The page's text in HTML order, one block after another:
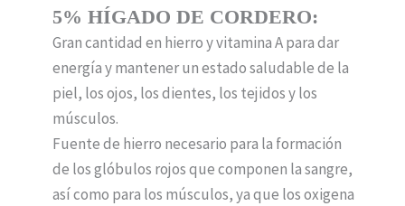
5% HÍGADO DE CORDERO:
Gran cantidad en hierro y vitamina A para dar
energía y mantener un estado saludable de la
piel, los ojos, los dientes, los tejidos y los
músculos.
Fuente de hierro necesario para la formación
de los glóbulos rojos que componen la sangre,
así como para los músculos, ya que los oxigena